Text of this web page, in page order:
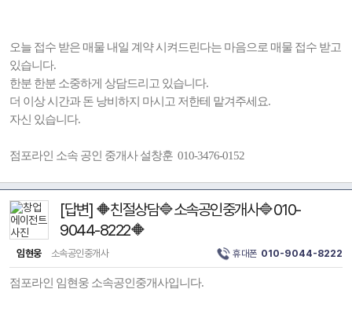
오늘 접수 받은 매물 내일 계약 시켜드린다는 마음으로 매물 접수 받고
있습니다.
한분 한분 소중하게 상담드리고 있습니다.
더 이상 시간과 돈 낭비하지 마시고 저한테 맡겨주세요.
자신 있습니다.
점포라인 소속 공인 중개사 설창훈 010-3476-0152
[답변] 🔶친절상담🔷소속공인중개사🔷010-
9044-8222🔶
임현웅 소속공인중개사 휴대폰 010-9044-8222
점포라인 임현웅 소속공인중개사입니다.